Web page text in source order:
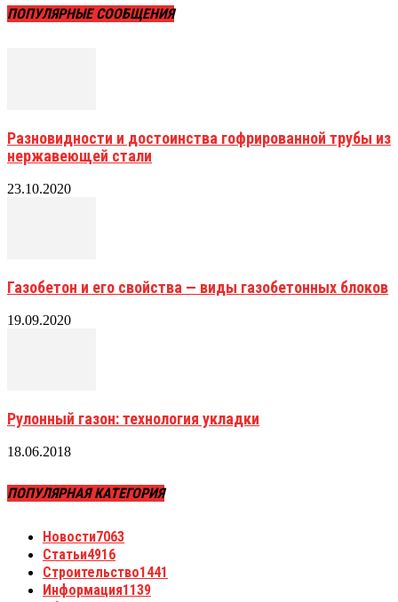
ПОПУЛЯРНЫЕ СООБЩЕНИЯ
Разновидности и достоинства гофрированной трубы из
нержавеющей стали
23.10.2020
Газобетон и его свойства — виды газобетонных блоков
19.09.2020
Рулонный газон: технология укладки
18.06.2018
ПОПУЛЯРНАЯ КАТЕГОРИЯ
Новости7063
Статьи4916
Строительство1441
Информация1139